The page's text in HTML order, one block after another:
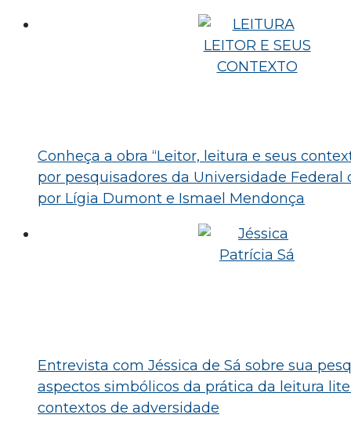
Conheça a obra “Leitor, leitura e seus
por pesquisadores da Universidade Federal
por Lígia Dumont e Ismael Mendonça
Entrevista com Jéssica de Sá sobre sua
aspectos simbólicos da prática da leitura
contextos de adversidade